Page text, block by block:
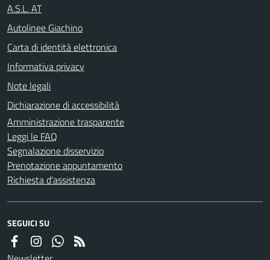
A.S.L. AT
Autolinee Giachino
Carta di identità elettronica
Informativa privacy
Note legali
Dichiarazione di accessibilità
Amministrazione trasparente
Leggi le FAQ
Segnalazione disservizio
Prenotazione appuntamento
Richiesta d'assistenza
SEGUICI SU